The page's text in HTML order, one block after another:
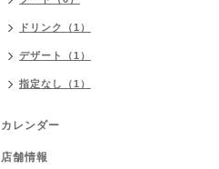
ドリンク（1）
デザート（1）
指定なし（1）
カレンダー
店舗情報